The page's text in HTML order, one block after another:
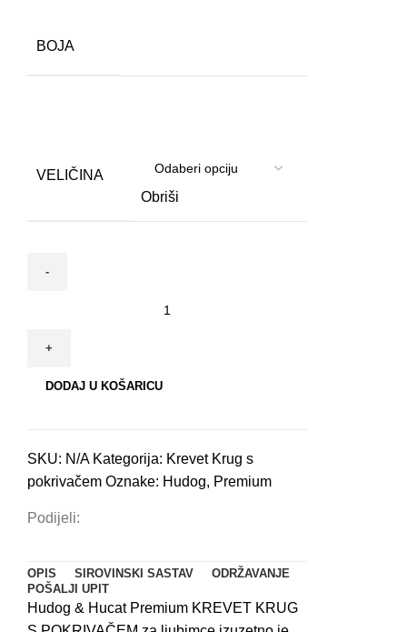
BOJA
VELIČINA
Obriši
mačke
丨
količina
DODAJ U KOŠARICU
SKU: N/A Kategorija: Krevet Krug s
pokrivačem Oznake: Hudog, Premium
Podijeli:
OPIS SIROVINSKI SASTAV
ODRŽAVANJE
POŠALJI UPIT
Hudog & Hucat Premium KREVET KRUG